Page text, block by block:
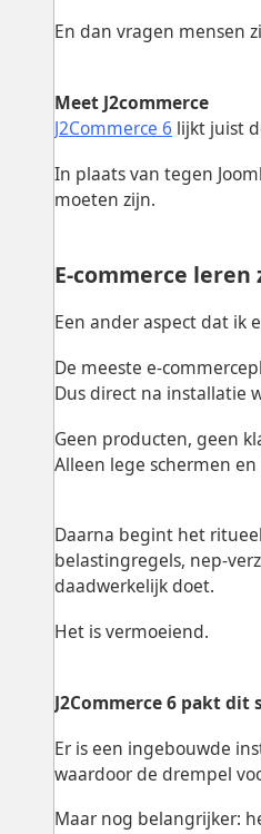
En dan vragen mensen
Meet J2commerce
J2Commerce 6 lijkt juist
In plaats van tegen
moeten zijn.
E-commerce leren
Een ander aspect dat ik
De meeste e-
Dus direct na installatie
Geen producten, geen
Alleen lege schermen
Daarna begint het
belastingregels, nep-
daadwerkelijk doet.
Het is vermoeiend.
J2Commerce 6 pakt dit
Er is een ingebouwde
waardoor de drempel
Maar nog belangrijker: